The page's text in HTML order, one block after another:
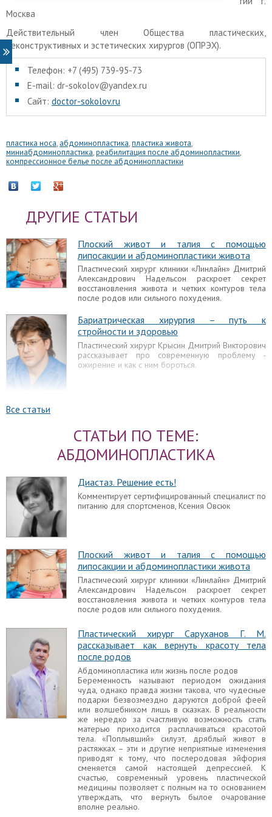
Москва
Действительный член Общества пластических,
реконструктивных и эстетических хирургов (ОПРЭХ).
Телефон: +7 (495) 739-95-73
E-mail: dr-sokolov@yandex.ru
Сайт: doctor-sokolov.ru
пластика носа, абдоминопластика,пластика живота,
миниабдоминопластика,реабилитация после абдоминопластики,
компрессионное белье после абдоминопластики
ДРУГИЕ СТАТЬИ
Плоский живот и талия с помощью
липосакции и абдоминопластики живота
Пластический хирург клиники «Линлайн» Дмитрий
Александрович Надельсон раскроет секрет
восстановления живота и четких контуров тела
после родов или сильного похудения.
Бариатрическая хирургия – путь к
стройности и здоровью
Пластический хирург Крысин Дмитрий Викторович
рассказывает про современную проблему -
ожирение и как с ним бороться.
Как правило, внимание привлекают так
называемые “кубики”, разделённые чёткими
линиями: двумя горизонтальным и одной
вертикальной. Расстояние между ними не
значительно отличаться.
Диастаз у детей
Что такое абдоминопластика? Отвечает на
вопросы Надельсон Д.А.
Интервью с известным московским пластическим
хирургом Дмитрием Александровичем. Он
ответил на многие волнующие вопросы про
Операция пластика живота
(абдоминопластика)
Помочь женщинам избавится от «лишней» кожи в
области живота может абдоминопластика. Как
известно красота требует «жертв»! В этой статье
я постараюсь рассказать, так ли это и насколько
велики эти «жертвы».
Лечение диастаза
Диастаз при беременности является вполне
естественным, после родов он постепенно
проходит, значительную роль в этом играют
гормональные перестройки в организме
женщины.
Все статьи
СТАТЬИ ПО ТЕМЕ:
АБДОМИНОПЛАСТИКА
Диастаз. Решение есть!
Комментирует сертифицированный специалист по
питанию для спортсменов, Ксения Овсюк
Плоский живот и талия с помощью
липосакции и абдоминопластики живота
Пластический хирург клиники «Линлайн» Дмитрий
Александрович Надельсон раскроет секрет
восстановления живота и четких контуров тела
после родов или сильного похудения.
Пластический хирург Саруханов Г. М.
рассказывает как вернуть красоту тела
после родов
Абдоминопластика или жизнь после родов
Беременность называют периодом ожидания
чуда, однако правда жизни такова, что чудесные
подарки безвозмездно даруются доброй феей
или волшебником лишь в сказках. В реальности
же нередко за счастливую возможность стать
матерью приходится расплачиваться красотой
тела. «Поплывший» силуэт, дряблый живот в
растяжках – эти и другие неприятные изменения
приводят к тому, что послеродовая эйфория
сменяется самой настоящей депрессией. К
счастью, современный уровень пластической
медицины позволяет с полным на то основанием
утверждать, что вернуть былое очарование
вполне реально.